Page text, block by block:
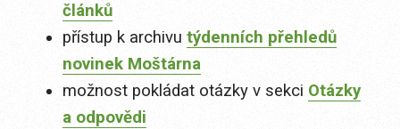
článků
přístup k archivu týdenních přehledů
novinek Moštárna
možnost pokládat otázky v sekci Otázky
a odpovědi